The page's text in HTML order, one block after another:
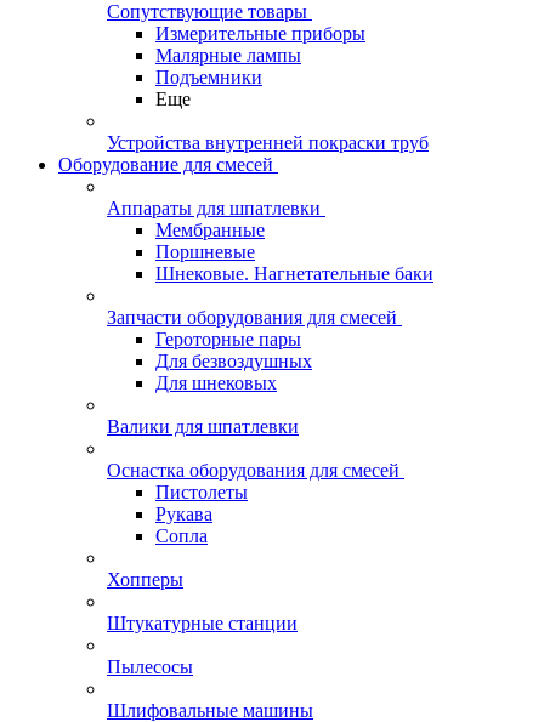
Сопутствующие товары
Измерительные приборы
Малярные лампы
Подъемники
Еще
Устройства внутренней покраски труб
Оборудование для смесей
Аппараты для шпатлевки
Мембранные
Поршневые
Шнековые. Нагнетательные баки
Запчасти оборудования для смесей
Героторные пары
Для безвоздушных
Для шнековых
Валики для шпатлевки
Оснастка оборудования для смесей
Пистолеты
Рукава
Сопла
Хопперы
Штукатурные станции
Пылесосы
Шлифовальные машины